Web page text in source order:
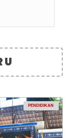
PENDIDIKAN